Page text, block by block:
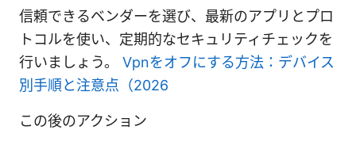
信頼できるベンダーを選び、最新のアプリとプロ
トコルを使い、定期的なセキュリティチェックを
行いましょう。 Vpnをオフにする方法：デバイス
別手順と注意点（2026
この後のアクション